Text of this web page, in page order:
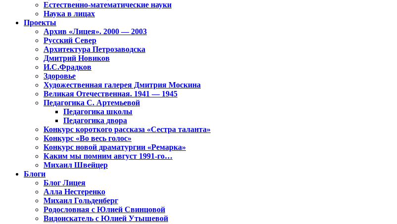
Естественно-математические науки
Наука в лицах
Проекты
Архив «Лицея». 2000 — 2003
Русский Север
Архитектура Петрозаводска
Дмитрий Новиков
И.С.Фрадков
Здоровье
Художественная галерея Дмитрия Москина
Великая Отечественная. 1941 — 1945
Педагогика С. Артемьевой
Педагогика школы
Педагогика двора
Конкурс короткого рассказа «Сестра таланта»
Конкурс «Во весь голос»
Конкурс новой драматургии «Ремарка»
Каким мы помним август 1991-го…
Михаил Швейцер
Блоги
Блог Лицея
Алла Нестеренко
Михаил Гольденберг
Родословная с Юлией Свинцовой
Видоискатель с Юлией Утышевой